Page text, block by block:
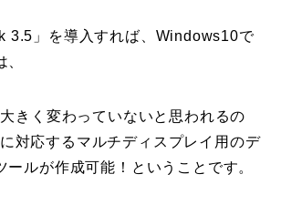
3.5」を導入すれば、Windows10で
きく変わっていないと思われるの
対応するマルチディスプレイ用のデ
ールが作成可能！ということです。